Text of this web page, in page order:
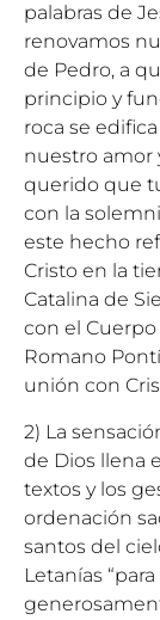
palabras de
renovamos
de Pedro, a
principio y
roca se
nuestro amor
querido que
con la
este hecho
Cristo en la
Catalina de
con el Cuerpo
Romano
unión con
2) La
de Dios llena
textos y los
ordenación
santos del
Letanías